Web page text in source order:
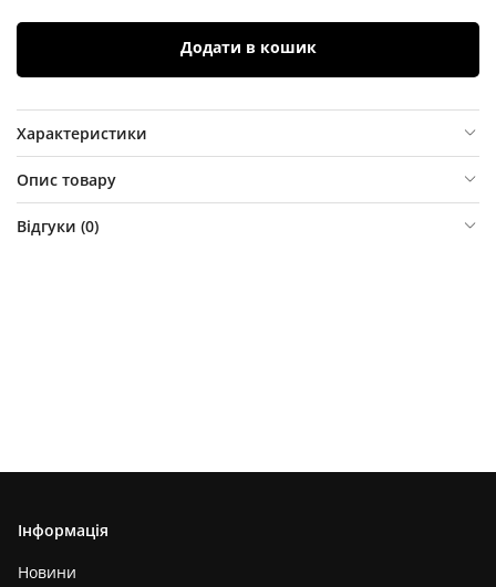
Додати в кошик
Характеристики
Опис товару
Відгуки (0)
Інформація
Новини